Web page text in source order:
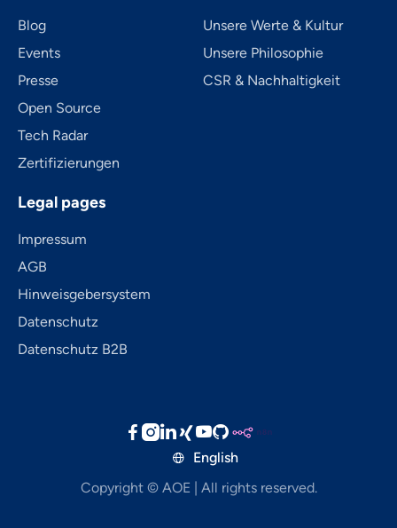
Blog
Events
Presse
Open Source
Tech Radar
Zertifizierungen
Unsere Werte & Kultur
Unsere Philosophie
CSR & Nachhaltigkeit
Legal pages
Impressum
AGB
Hinweisgebersystem
Datenschutz
Datenschutz B2B
Copyright © AOE | All rights reserved.
 English
  